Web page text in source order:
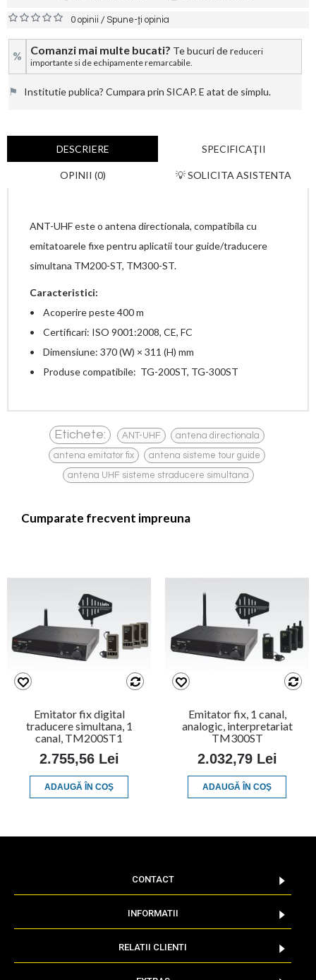
0 opinii /Spune-ţi opinia
% Comanzi mai multe bucati? Te bucuri de reduceri
importante si de echipamente remarcabile.
⚑ Institutie publica? Cumpara prin SICAP. E atat de simplu.
DESCRIERE SPECIFICAŢII
OPINII (0) 💡 SOLICITA ASISTENTA
ANT-UHF este o antena directionala, compatibila cu
emitatoarele fixe pentru aplicatii tour guide/traducere
simultana TM200-ST, TM300-ST.
Caracteristici:
• Acoperire peste 400 m
• Certificari: ISO 9001:2008, CE, FC
• Dimensiune: 370 (W) × 311 (H) mm
• Produse compatibile: TG-200ST, TG-300ST
Etichete: ANT-UHF antena directionala
antena emitator fix antena sisteme tour guide
antena UHF sisteme straducere simultana
Cumparate frecvent impreuna
Emitator fix digital
traducere simultana, 1
canal, TM200ST1
2.755,56 Lei
ADAUGĂ ÎN COŞ
Emitator fix, 1 canal,
analogic, interpretariat
TM300ST
2.032,79 Lei
ADAUGĂ ÎN COŞ
CONTACT
INFORMATII
RELATII CLIENTI